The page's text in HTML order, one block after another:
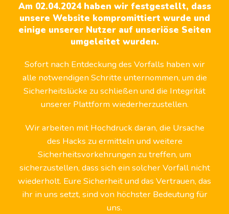
Am 02.04.2024 haben wir festgestellt, dass
unsere Website kompromittiert wurde und
einige unserer Nutzer auf unseriöse Seiten
umgeleitet wurden.
Sofort nach Entdeckung des Vorfalls haben wir
alle notwendigen Schritte unternommen, um die
Sicherheitslücke zu schließen und die Integrität
unserer Plattform wiederherzustellen.
Wir arbeiten mit Hochdruck daran, die Ursache
des Hacks zu ermitteln und weitere
Sicherheitsvorkehrungen zu treffen, um
sicherzustellen, dass sich ein solcher Vorfall nicht
wiederholt. Eure Sicherheit und das Vertrauen, das
ihr in uns setzt, sind von höchster Bedeutung für
uns.